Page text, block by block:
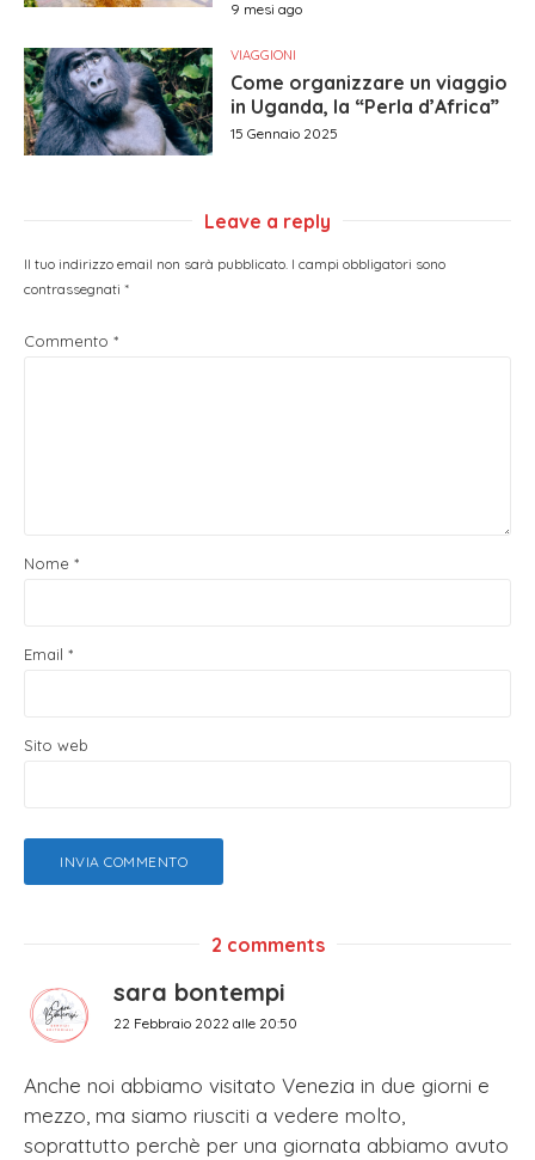
9 mesi ago
VIAGGIONI
Come organizzare un viaggio
in Uganda, la “Perla d’Africa”
15 Gennaio 2025
Leave a reply
Il tuo indirizzo email non sarà pubblicato. I campi obbligatori sono
contrassegnati *
Commento *
Nome *
Email *
Sito web
2 comments
sara bontempi
22 Febbraio 2022 alle 20:50
Anche noi abbiamo visitato Venezia in due giorni e
mezzo, ma siamo riusciti a vedere molto,
soprattutto perchè per una giornata abbiamo avuto